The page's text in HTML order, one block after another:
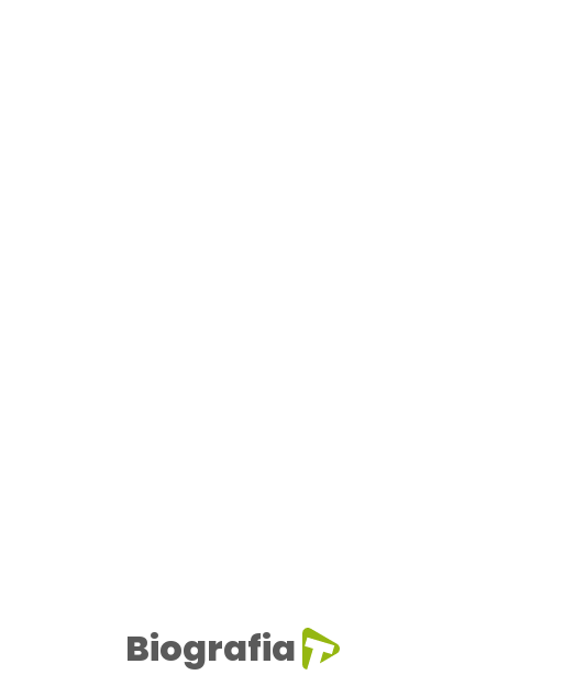
Biografia